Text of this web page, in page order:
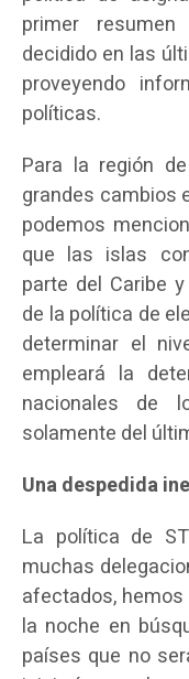
primer
decidido en las
proveyendo
políticas.
Para la región
grandes cambios
podemos
que las islas
parte del Caribe
de la política de
determinar el
empleará la
nacionales de
solamente del
Una despedida
La política de
muchas
afectados,
la noche en
países que no